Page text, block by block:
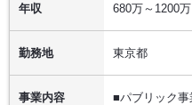
年収 680万～1200万
勤務地 東京都
事業内容
■パブリック